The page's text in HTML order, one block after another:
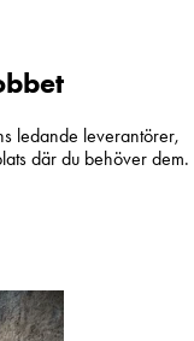
ledande leverantörer,
där du behöver dem.